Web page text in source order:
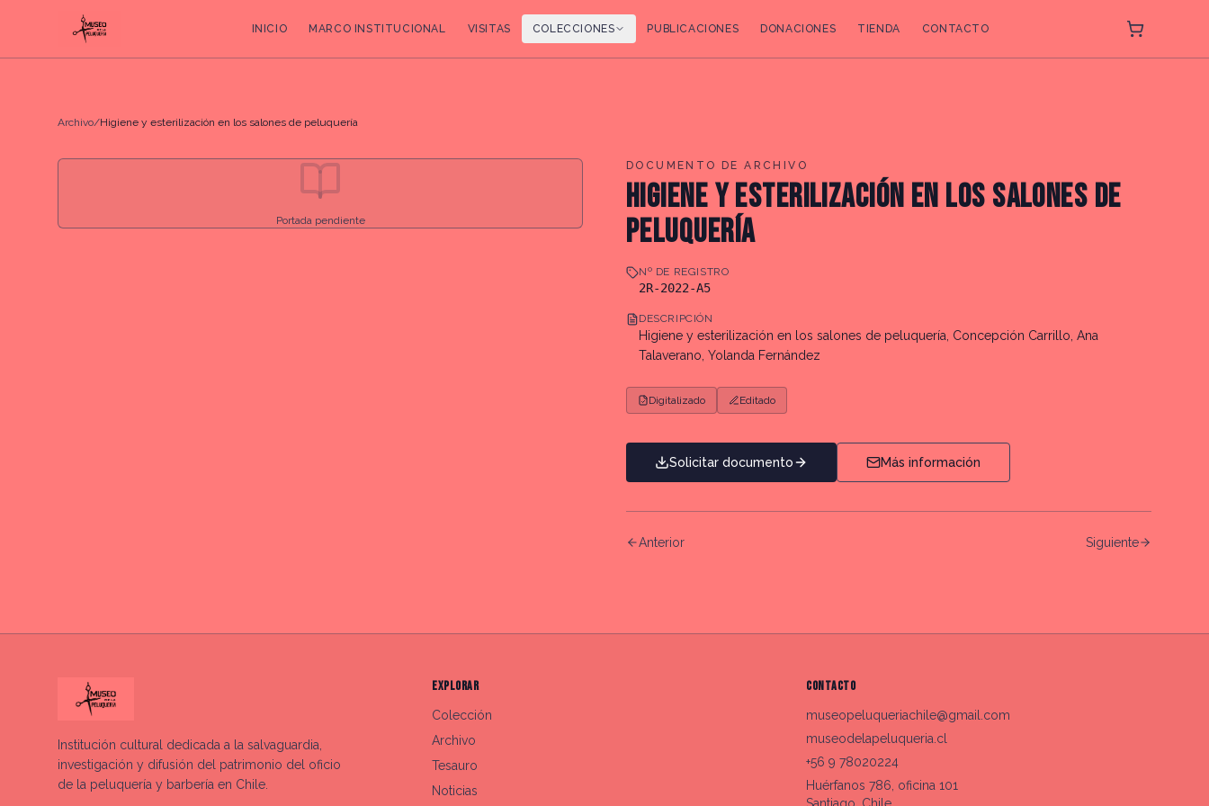
INICIO MARCO INSTITUCIONAL VISITAS COLECCIONES PUBLICACIONES DONACIONES TIENDA CONTACTO
Archivo/Higiene y esterilización en los salones de peluquería
Portada pendiente
DOCUMENTO DE ARCHIVO
HIGIENE Y ESTERILIZACIÓN EN LOS SALONES DE
PELUQUERÍA
Nº DE REGISTRO
2R-2022-A5
DESCRIPCIÓN
Higiene y esterilización en los salones de peluquería, Concepción Carrillo, Ana
Talaverano, Yolanda Fernández
Digitalizado Editado
Solicitar documento Más información
Anterior Siguiente
Institución cultural dedicada a la salvaguardia,
investigación y difusión del patrimonio del oficio
de la peluquería y barbería en Chile.
EXPLORAR
Colección
Archivo
Tesauro
Noticias
CONTACTO
museopeluqueriachile@gmail.com
museodelapeluqueria.cl
+56 9 78020224
Huérfanos 786, oficina 101